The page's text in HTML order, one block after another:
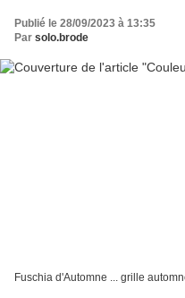
Publié le 28/09/2023 à 13:35
Par solo.brode
Fuschia d'Automne ... grille